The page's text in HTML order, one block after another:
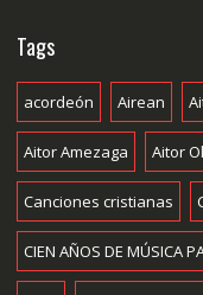
Tags
acordeón Airean
Aitor Amezaga Aitor
Canciones cristianas
CIEN AÑOS DE MÚSICA